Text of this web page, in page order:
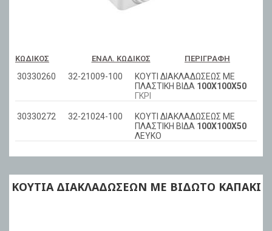
ΚΩΔΙΚΌΣ ΕΝΑΛ. ΚΩΔΙΚΌΣ ΠΕΡΙΓΡΑΦΉ
30330260 32-21009-100
ΚΟΥΤΙ ΔΙΑΚΛΑΔΩΣΕΩΣ ΜΕ
ΠΛΑΣΤΙΚΗ ΒΙΔΑ 100Χ100Χ50
ΓΚΡΙ
30330272 32-21024-100
ΚΟΥΤΙ ΔΙΑΚΛΑΔΩΣΕΩΣ ΜΕ
ΠΛΑΣΤΙΚΗ ΒΙΔΑ 100Χ100Χ50
ΛΕΥΚΟ
ΚΟΥΤΙΑ ΔΙΑΚΛΑΔΩΣΕΩΝ ΜΕ ΒΙΔΩΤΟ ΚΑΠΑΚΙ